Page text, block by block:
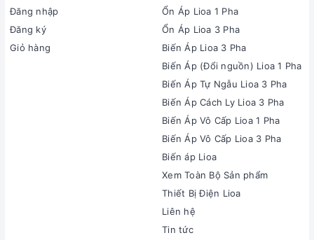
Đăng nhập
Đăng ký
Giỏ hàng
Ổn Áp Lioa 1 Pha
Ổn Áp Lioa 3 Pha
Biến Áp Lioa 3 Pha
Biến Áp (Đổi nguồn) Lioa 1 Pha
Biến Áp Tự Ngẫu Lioa 3 Pha
Biến Áp Cách Ly Lioa 3 Pha
Biến Áp Vô Cấp Lioa 1 Pha
Biến Áp Vô Cấp Lioa 3 Pha
Biến áp Lioa
Xem Toàn Bộ Sản phẩm
Thiết Bị Điện Lioa
Liên hệ
Tin tức